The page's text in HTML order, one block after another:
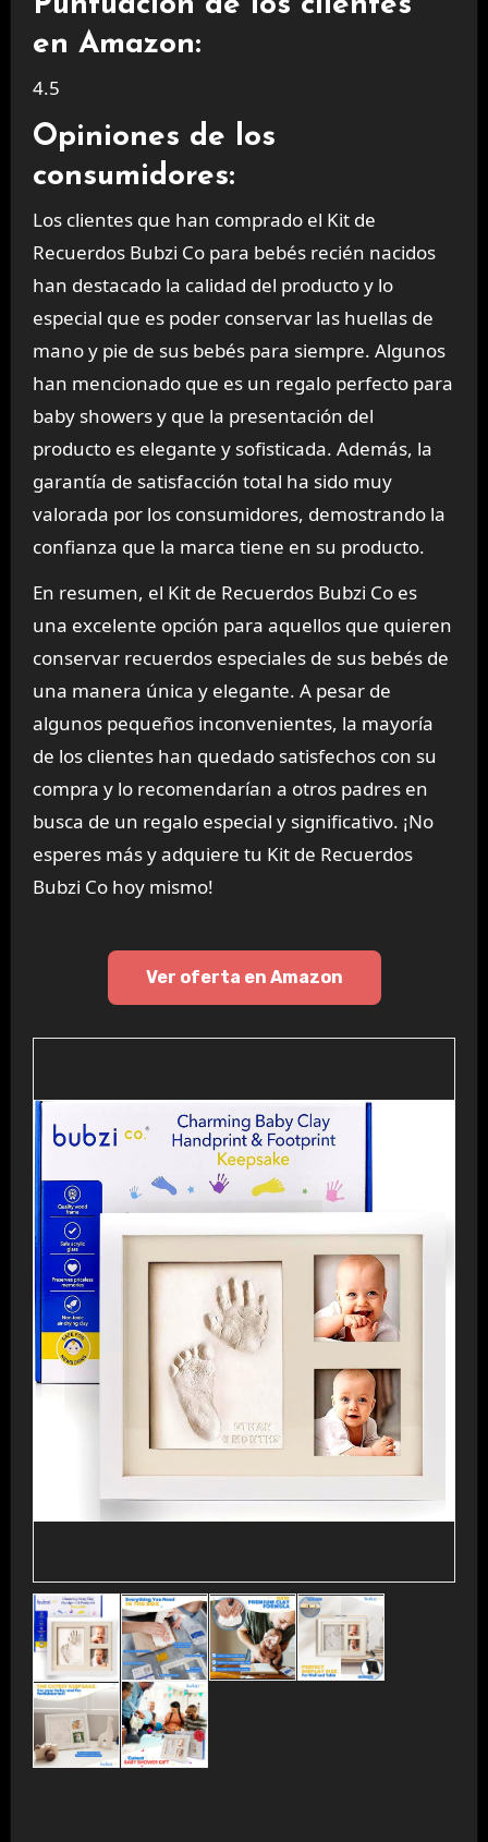
en Amazon:
4.5
Opiniones de los
consumidores:
Los clientes que han comprado el Kit de
Recuerdos Bubzi Co para bebés recién nacidos
han destacado la calidad del producto y lo
especial que es poder conservar las huellas de
mano y pie de sus bebés para siempre. Algunos
han mencionado que es un regalo perfecto para
baby showers y que la presentación del
producto es elegante y sofisticada. Además, la
garantía de satisfacción total ha sido muy
valorada por los consumidores, demostrando la
confianza que la marca tiene en su producto.
En resumen, el Kit de Recuerdos Bubzi Co es
una excelente opción para aquellos que quieren
conservar recuerdos especiales de sus bebés de
una manera única y elegante. A pesar de
algunos pequeños inconvenientes, la mayoría
de los clientes han quedado satisfechos con su
compra y lo recomendarían a otros padres en
busca de un regalo especial y significativo. ¡No
esperes más y adquiere tu Kit de Recuerdos
Bubzi Co hoy mismo!
Ver oferta en Amazon